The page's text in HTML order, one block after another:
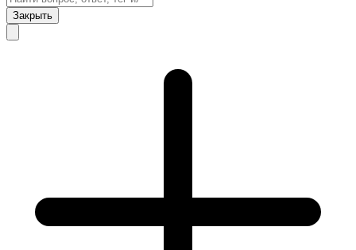
Закрыть